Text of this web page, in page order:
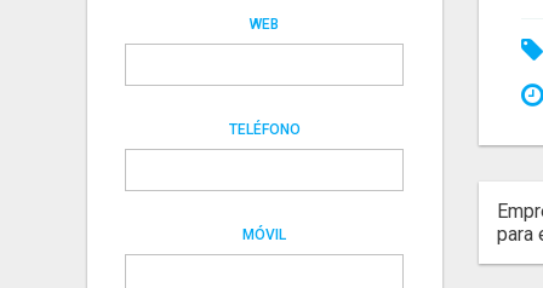
WEB
TELÉFONO
MÓVIL
para